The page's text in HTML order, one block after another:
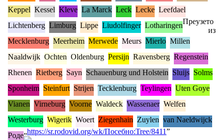
Keppel Kessel Kleve La Marck Leck Lecke Leefdael
Lichtenberg Limburg Lippe Liudolfinger Lotharingen
Mecklenburg Meerheim Merwede Meurs Mierlo Millen
Naaldwijk Ochten Oldenburg Persijn Ravensberg Regenstein
Rhenen Rietberg Sayn Schauenburg und Holstein Sluijs Solms
Sponheim Steinfurt Strijen Tecklenburg Teylingen Uten Goye
Vianen Virneburg Voorne Waldeck Wassenaer Welfen
Westerburg Wigerik Woert Ziegenhain Zuylen van Naeldwijck
Роде
Преузето
из
„https://sr.rodovid.org/wk/Посебно:Tree/8411”